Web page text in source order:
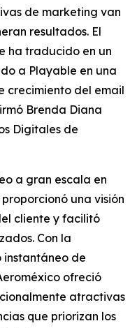
de marketing van
resultados. El
ha traducido en un
a Playable en una
crecimiento del email
Brenda Diana
Digitales de
a gran escala en
una visión
cliente y facilitó
Con la
de
ofreció
atractivas
que priorizan los